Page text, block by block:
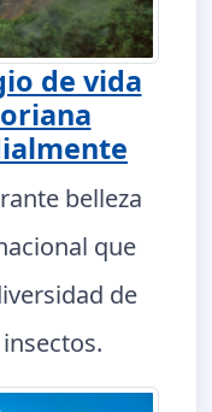
de vida
belleza
que
de